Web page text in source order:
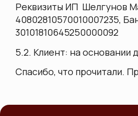
Реквизиты ИП Шелгунов
40802810570010007235,
30101810645250000092
5.2. Клиент: на основании
Спасибо, что прочитали.